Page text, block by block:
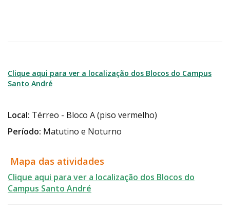
Clique aqui para ver a localização dos Blocos do Campus
Santo André
Local: Térreo - Bloco A (piso vermelho)
Período: Matutino e Noturno
Mapa das atividades
Clique aqui para ver a localização dos Blocos do
Campus Santo André